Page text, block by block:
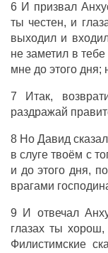
6 И призвал
ты честен, и
выходил и
не заметил в
мне до этого дня;
7 Итак,
раздражай
8 Но Давид
в слуге твоём с
и до этого дня,
врагами
9 И отвечал
глазах ты
Филистимские